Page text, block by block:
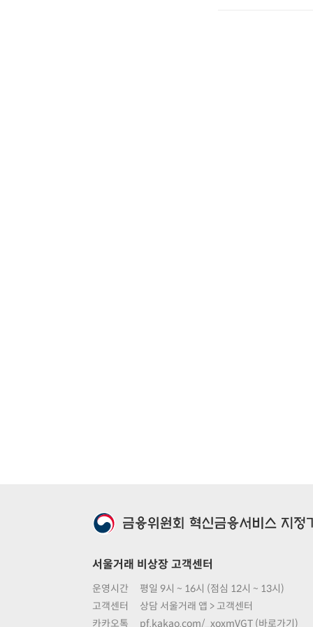
서울거래 비상장 고객센터
운영시간
평일 9시 ~ 16시 (점심 12시 ~ 13시)
고객센터
상담 서울거래 앱 > 고객센터
카카오톡
pf.kakao.com/_xoxmVGT (바로가기)